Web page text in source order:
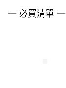
一 必買清單 一